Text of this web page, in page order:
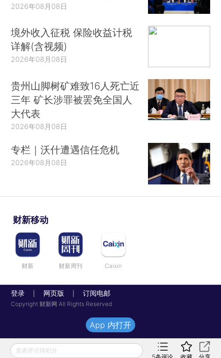
2026年08月08日
境外收入征税 保险收益计税
详解(含视频)
2026年08月08日
贵州山脚树矿难致16人死亡近
三年 矿长涉罪被罢免全国人
大代表
2026年08月08日
专栏｜沃什遭遇信任危机
2026年08月08日
财新移动
财新 财新周刊 Caixin
登录 网页版 订阅电邮
Copyright 财新网 All Rights Reserved
发表评论得积分
5条评论 收藏 分享
App 内打开